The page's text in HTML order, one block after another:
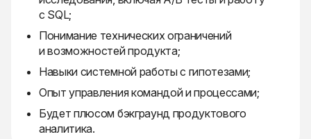
с SQL;
Понимание технических ограничений
и возможностей продукта;
Навыки системной работы с гипотезами;
Опыт управления командой и процессами;
Будет плюсом бэкграунд продуктового
аналитика.